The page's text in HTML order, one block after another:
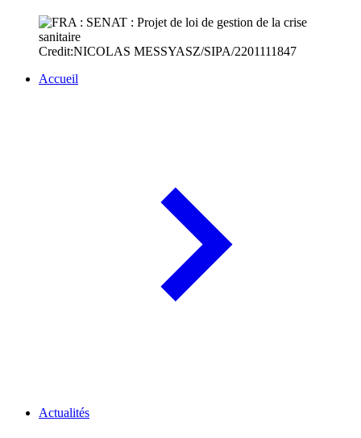
Credit:NICOLAS MESSYASZ/SIPA/2201111847
Accueil
Actualités